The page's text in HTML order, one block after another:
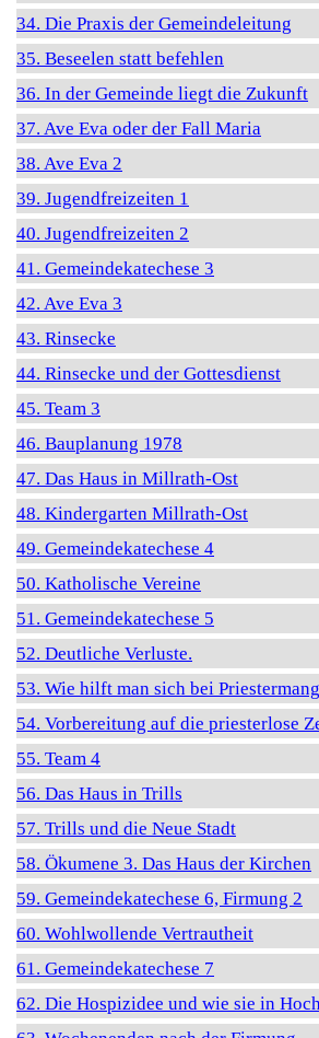
34. Die Praxis der Gemeindeleitung
35. Beseelen statt befehlen
36. In der Gemeinde liegt die Zukunft
37. Ave Eva oder der Fall Maria
38. Ave Eva 2
39. Jugendfreizeiten 1
40. Jugendfreizeiten 2
41. Gemeindekatechese 3
42. Ave Eva 3
43. Rinsecke
44. Rinsecke und der Gottesdienst
45. Team 3
46. Bauplanung 1978
47. Das Haus in Millrath-Ost
48. Kindergarten Millrath-Ost
49. Gemeindekatechese 4
50. Katholische Vereine
51. Gemeindekatechese 5
52. Deutliche Verluste.
53. Wie hilft man sich bei
54. Vorbereitung auf die priesterlose
55. Team 4
56. Das Haus in Trills
57. Trills und die Neue Stadt
58. Ökumene 3. Das Haus der Kirchen
59. Gemeindekatechese 6, Firmung 2
60. Wohlwollende Vertrautheit
61. Gemeindekatechese 7
62. Die Hospizidee und wie sie in